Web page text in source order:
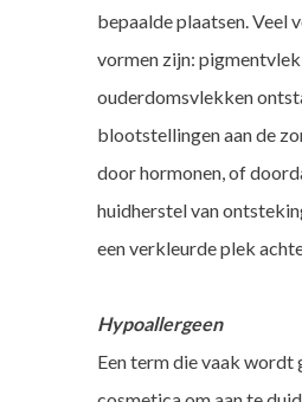
bepaalde plaatsen. Veel
vormen zijn:
ouderdomsvlekken
blootstellingen aan de
door hormonen, of
huidherstel van
een verkleurde plek
Hypoallergeen
Een term die vaak wordt